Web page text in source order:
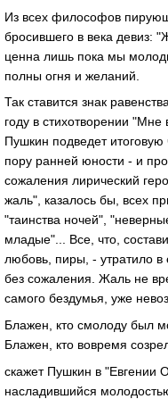
Из всех философов
бросившего в века девиз:
ценна лишь пока мы
полны огня и желаний.
Так ставится знак
году в стихотворении
Пушкин подведет
пору ранней юности - и
сожаления лирический
жаль", казалось бы, всех
"таинства ночей",
младые"... Все, что,
любовь, пиры, - утратило в
без сожаления. Жаль не
самого бездумья, уже
Блажен, кто смолоду был
Блажен, кто вовремя
скажет Пушкин в "Евгении
насладившийся